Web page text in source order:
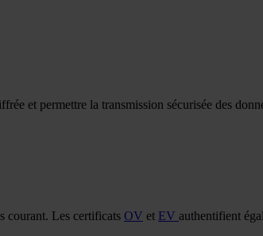
et permettre la transmission sécurisée des
courant. Les certificats OV et EV authentifient